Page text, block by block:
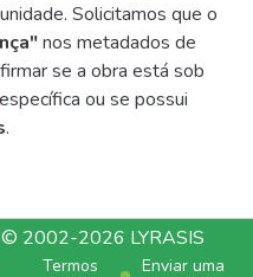
Solicitamos que o
nos metadados de
se a obra está sob
específica ou se possui
.
© 2002-2026 LYRASIS
Termos Enviar uma